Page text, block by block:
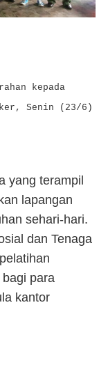
kepada
Senin (23/6)
yang terampil
lapangan
sehari-hari.
dan Tenaga
para
kantor